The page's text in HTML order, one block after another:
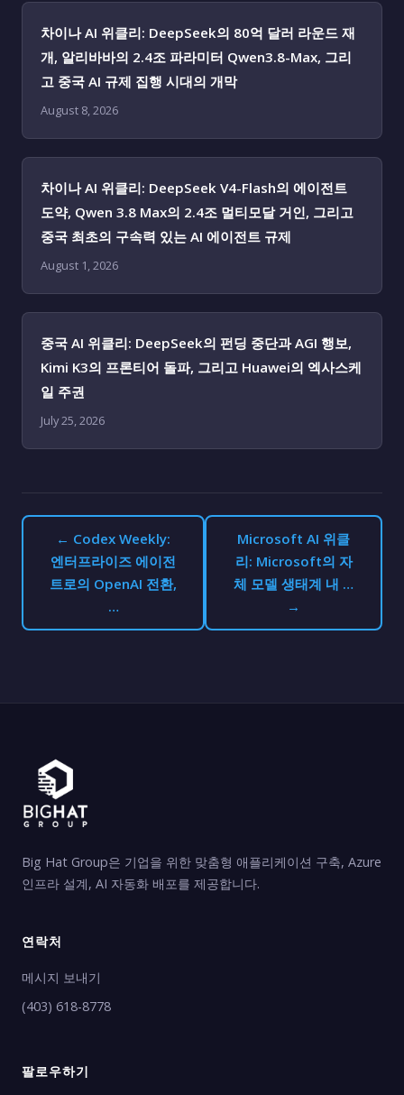
차이나 AI 위클리: DeepSeek의 80억 달러 라운드 재
개, 알리바바의 2.4조 파라미터 Qwen3.8-Max, 그리
고 중국 AI 규제 집행 시대의 개막
August 8, 2026
차이나 AI 위클리: DeepSeek V4-Flash의 에이전트
도약, Qwen 3.8 Max의 2.4조 멀티모달 거인, 그리고
중국 최초의 구속력 있는 AI 에이전트 규제
August 1, 2026
중국 AI 위클리: DeepSeek의 펀딩 중단과 AGI 행보,
Kimi K3의 프론티어 돌파, 그리고 Huawei의 엑사스케
일 주권
July 25, 2026
← Codex Weekly:
엔터프라이즈 에이전
트로의 OpenAI 전환,
…
Microsoft AI 위클
리: Microsoft의 자
체 모델 생태계 내 …
→
Big Hat Group은 기업을 위한 맞춤형 애플리케이션 구축, Azure
인프라 설계, AI 자동화 배포를 제공합니다.
연락처
메시지 보내기
(403) 618-8778
팔로우하기